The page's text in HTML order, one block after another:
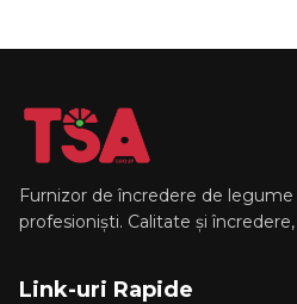
Furnizor de încredere de
profesioniști. Calitate și
Link-uri Rapide